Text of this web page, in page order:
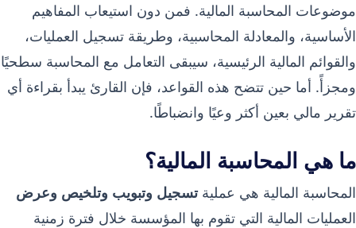
موضوعات المحاسبة المالية. فمن دون استيعاب المفاهيم
الأساسية، والمعادلة المحاسبية، وطريقة تسجيل العمليات،
والقوائم المالية الرئيسية، سيبقى التعامل مع المحاسبة سطحيًا
ومجزأً. أما حين تتضح هذه القواعد، فإن القارئ يبدأ بقراءة أي
تقرير مالي بعين أكثر وعيًا وانضباطًا.
ما هي المحاسبة المالية؟
المحاسبة المالية هي عمليةتسجيل وتبويب وتلخيص وعرض
العمليات المالية التي تقوم بها المؤسسة خلال فترة زمنية